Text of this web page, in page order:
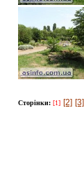
Сторінки: [1] [2] [3]